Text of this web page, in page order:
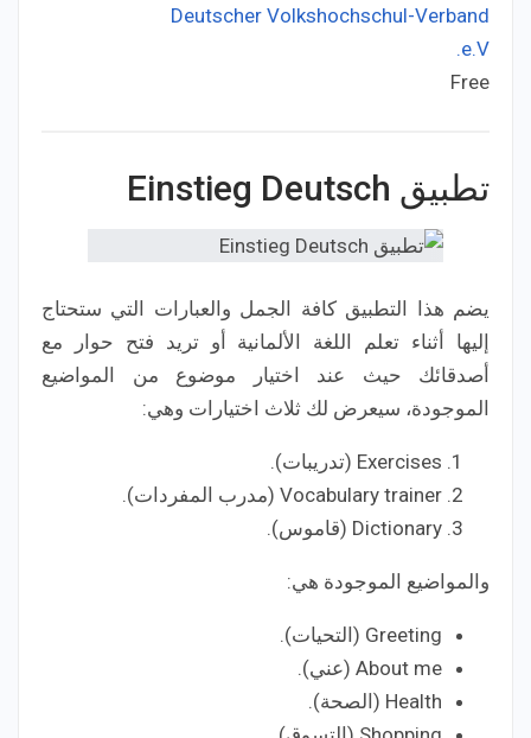
Deutscher Volkshochschul-Verband
e.V.
Free
تطبيق Einstieg Deutsch‏
يضم هذا التطبيق كافة الجمل والعبارات التي ستحتاج
إليها أثناء تعلم اللغة الألمانية أو تريد فتح حوار مع
أصدقائك حيث عند اختيار موضوع من المواضيع
الموجودة، سيعرض لك ثلاث اختيارات وهي:
Exercises (تدريبات).
Vocabulary trainer (مدرب المفردات).
Dictionary (قاموس).
والمواضيع الموجودة هي:
Greeting (التحيات).
About me (عني).
Health (الصحة).